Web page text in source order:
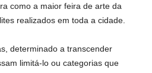
como a maior feira de arte da
realizados em toda a cidade.
determinado a transcender
limitá-lo ou categorias que